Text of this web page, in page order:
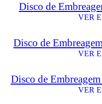
Disco de
VER
Disco de
VER
Disco de
VER